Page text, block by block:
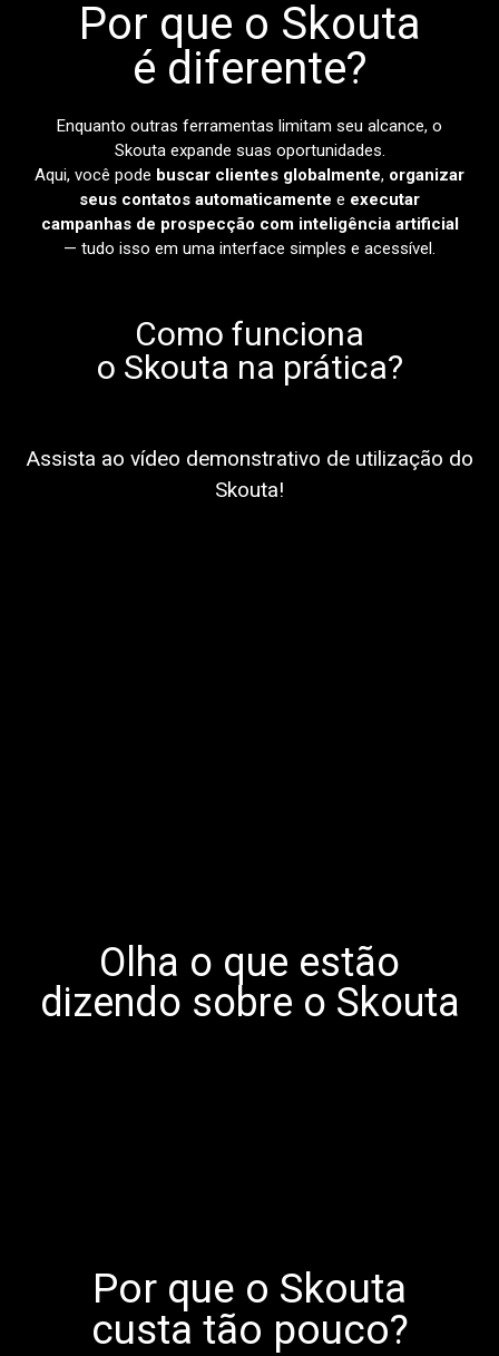
Por que o Skouta
é diferente?
Enquanto outras ferramentas limitam seu alcance, o
Skouta expande suas oportunidades.
Aqui, você pode buscar clientes globalmente, organizar
seus contatos automaticamente e executar
campanhas de prospecção com inteligência artificial
— tudo isso em uma interface simples e acessível.
Como funciona
o Skouta na prática?
Assista ao vídeo demonstrativo de utilização do
Skouta!
Olha o que estão
dizendo sobre o Skouta
Por que o Skouta
custa tão pouco?